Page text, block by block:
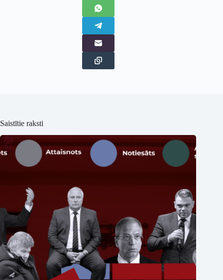
Saistītie raksti